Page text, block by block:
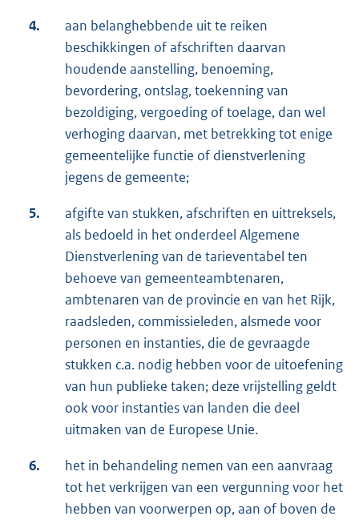
4.
aan belanghebbende uit te reiken
beschikkingen of afschriften daarvan
houdende aanstelling, benoeming,
bevordering, ontslag, toekenning van
bezoldiging, vergoeding of toelage, dan wel
verhoging daarvan, met betrekking tot enige
gemeentelijke functie of dienstverlening
jegens de gemeente;
5.
afgifte van stukken, afschriften en uittreksels,
als bedoeld in het onderdeel Algemene
Dienstverlening van de tarieventabel ten
behoeve van gemeenteambtenaren,
ambtenaren van de provincie en van het Rijk,
raadsleden, commissieleden, alsmede voor
personen en instanties, die de gevraagde
stukken c.a. nodig hebben voor de uitoefening
van hun publieke taken; deze vrijstelling geldt
ook voor instanties van landen die deel
uitmaken van de Europese Unie.
6.
het in behandeling nemen van een aanvraag
tot het verkrijgen van een vergunning voor het
hebben van voorwerpen op, aan of boven de